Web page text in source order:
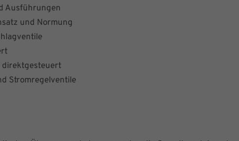
Ausführungen
und Normung
direktgesteuert
Stromregelventile